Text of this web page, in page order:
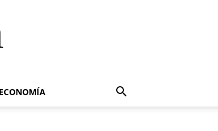
ECONOMÍA